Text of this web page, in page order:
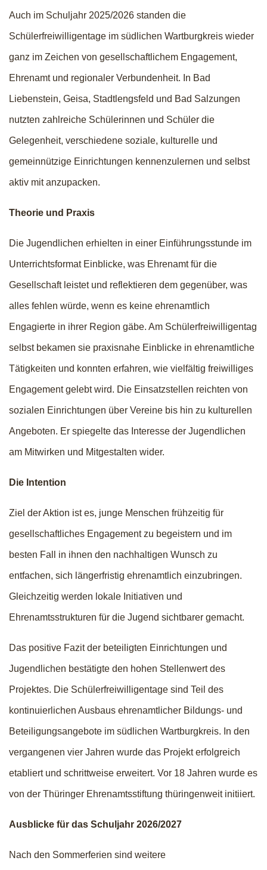
Auch im Schuljahr 2025/2026 standen die
Schülerfreiwilligentage im südlichen Wartburgkreis wieder
ganz im Zeichen von gesellschaftlichem Engagement,
Ehrenamt und regionaler Verbundenheit. In Bad
Liebenstein, Geisa, Stadtlengsfeld und Bad Salzungen
nutzten zahlreiche Schülerinnen und Schüler die
Gelegenheit, verschiedene soziale, kulturelle und
gemeinnützige Einrichtungen kennenzulernen und selbst
aktiv mit anzupacken.
Theorie und Praxis
Die Jugendlichen erhielten in einer Einführungsstunde im
Unterrichtsformat Einblicke, was Ehrenamt für die
Gesellschaft leistet und reflektieren dem gegenüber, was
alles fehlen würde, wenn es keine ehrenamtlich
Engagierte in ihrer Region gäbe. Am Schülerfreiwilligentag
selbst bekamen sie praxisnahe Einblicke in ehrenamtliche
Tätigkeiten und konnten erfahren, wie vielfältig freiwilliges
Engagement gelebt wird. Die Einsatzstellen reichten von
sozialen Einrichtungen über Vereine bis hin zu kulturellen
Angeboten. Er spiegelte das Interesse der Jugendlichen
am Mitwirken und Mitgestalten wider.
Die Intention
Ziel der Aktion ist es, junge Menschen frühzeitig für
gesellschaftliches Engagement zu begeistern und im
besten Fall in ihnen den nachhaltigen Wunsch zu
entfachen, sich längerfristig ehrenamtlich einzubringen.
Gleichzeitig werden lokale Initiativen und
Ehrenamtsstrukturen für die Jugend sichtbarer gemacht.
Das positive Fazit der beteiligten Einrichtungen und
Jugendlichen bestätigte den hohen Stellenwert des
Projektes. Die Schülerfreiwilligentage sind Teil des
kontinuierlichen Ausbaus ehrenamtlicher Bildungs- und
Beteiligungsangebote im südlichen Wartburgkreis. In den
vergangenen vier Jahren wurde das Projekt erfolgreich
etabliert und schrittweise erweitert. Vor 18 Jahren wurde es
von der Thüringer Ehrenamtsstiftung thüringenweit initiiert.
Ausblicke für das Schuljahr 2026/2027
Nach den Sommerferien sind weitere